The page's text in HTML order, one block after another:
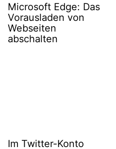
Microsoft Edge: Das
Vorausladen von
Webseiten
abschalten
Im Twitter-Konto